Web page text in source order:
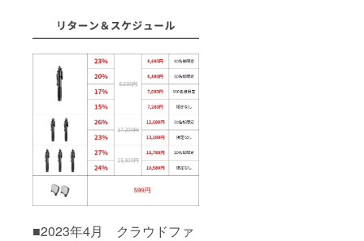
■2023年4月 クラウドファ